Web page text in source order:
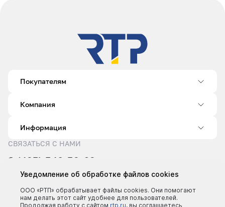
Покупателям
Компания
Информация
СВЯЗАТЬСЯ С НАМИ
8 (495) 540-52-62
sale@rtp.ru
Пн–Пт: 9:00–18:00
Уведомление об обработке файлов cookies
ООО «РТП» обрабатывает файлы cookies. Они помогают
нам делать этот сайт удобнее для пользователей.
Продолжая работу с сайтом rtp.ru, вы соглашаетесь